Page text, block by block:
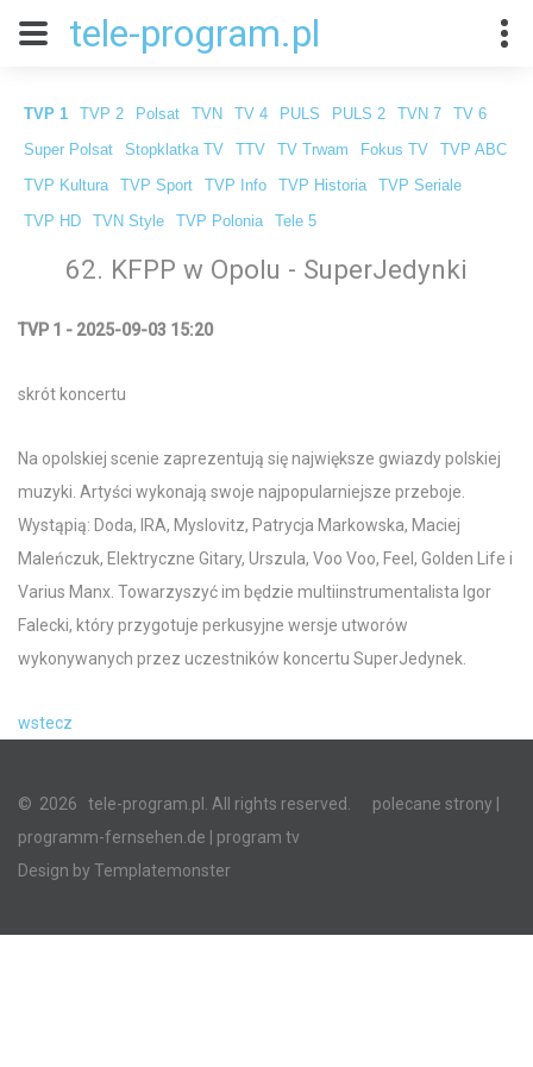
tele-program.pl
TVP 1 TVP 2 Polsat TVN TV 4 PULS PULS 2 TVN 7 TV 6
Super Polsat Stopklatka TV TTV TV Trwam Fokus TV TVP ABC
TVP Kultura TVP Sport TVP Info TVP Historia TVP Seriale
TVP HD TVN Style TVP Polonia Tele 5
62. KFPP w Opolu - SuperJedynki
TVP 1 - 2025-09-03 15:20
skrót koncertu
Na opolskiej scenie zaprezentują się największe gwiazdy polskiej
muzyki. Artyści wykonają swoje najpopularniejsze przeboje.
Wystąpią: Doda, IRA, Myslovitz, Patrycja Markowska, Maciej
Maleńczuk, Elektryczne Gitary, Urszula, Voo Voo, Feel, Golden Life i
Varius Manx. Towarzyszyć im będzie multiinstrumentalista Igor
Falecki, który przygotuje perkusyjne wersje utworów
wykonywanych przez uczestników koncertu SuperJedynek.
wstecz
© 2026 tele-program.pl. All rights reserved. polecane strony
programm-fernsehen.de | program tv
Design by Templatemonster